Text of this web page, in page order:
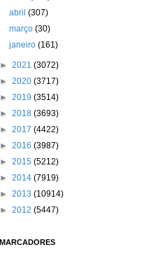
abril(307)
março(30)
janeiro(161)
► 2021 (3072)
► 2020 (3717)
► 2019 (3514)
► 2018 (3693)
► 2017 (4422)
► 2016 (3987)
► 2015 (5212)
► 2014 (7919)
► 2013 (10914)
► 2012 (5447)
MARCADORES